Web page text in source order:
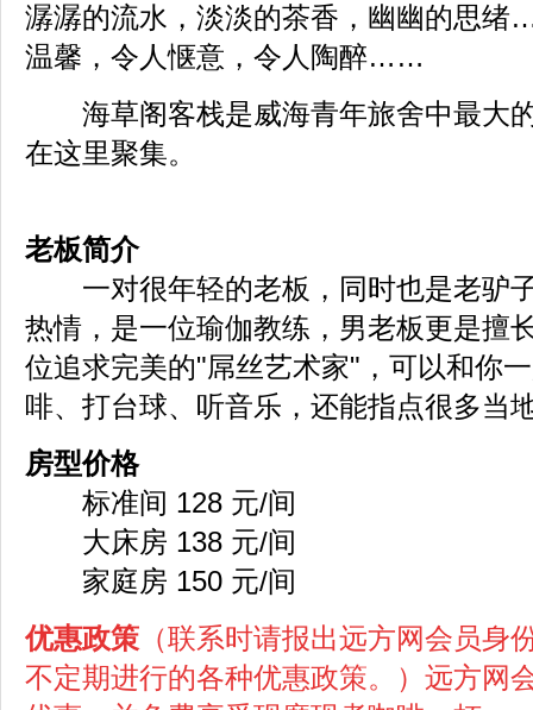
潺潺的流水，淡淡的茶香，幽幽的思
温馨，令人惬意，令人陶醉……
海草阁客栈是威海青年旅舍中最大
在这里聚集。
老板简介
一对很年轻的老板，同时也是老驴
热情，是一位瑜伽教练，男老板更是擅
位追求完美的"屌丝艺术家"，可以和你
啡、打台球、听音乐，还能指点很多当
房型价格
标准间 128 元/间
大床房 138 元/间
家庭房 150 元/间
优惠政策 （联系时请报出远方网会员身
不定期进行的各种优惠政策。）远方网